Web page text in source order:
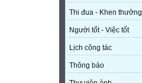
Thi đua - Khen thưởng
Người tốt - Việc tốt
Lịch công tác
Thông báo